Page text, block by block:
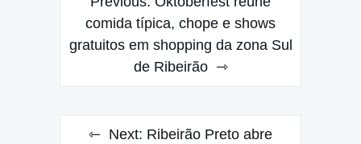
navigation
comida típica, chope e shows
gratuitos em shopping da zona Sul
de Ribeirão
Next: Ribeirão Preto abre